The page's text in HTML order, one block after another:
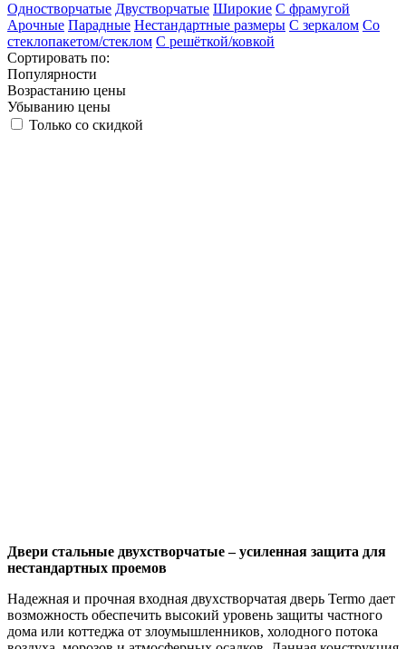
Одностворчатые Двустворчатые Широкие С фрамугой
Арочные Парадные Нестандартные размеры С зеркалом Со
стеклопакетом/стеклом С решёткой/ковкой
Сортировать по:
Популярности
Возрастанию цены
Убыванию цены
Только со скидкой
Двери стальные двухстворчатые – усиленная защита для
нестандартных проемов
Надежная и прочная входная двухстворчатая дверь Termo дает
возможность обеспечить высокий уровень защиты частного
дома или коттеджа от злоумышленников, холодного потока